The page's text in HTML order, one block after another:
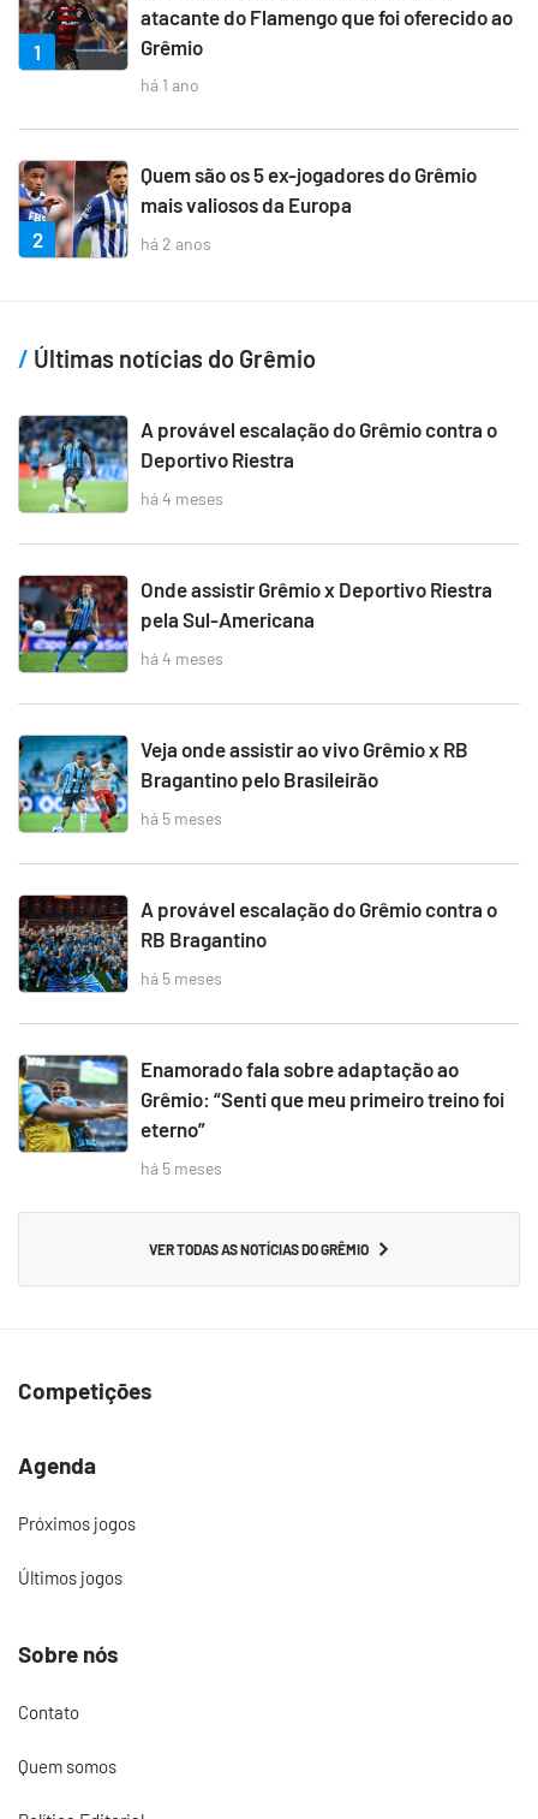
1
atacante do Flamengo que foi oferecido ao
Grêmio
há 1 ano
2
Quem são os 5 ex-jogadores do Grêmio
mais valiosos da Europa
há 2 anos
Últimas notícias do Grêmio
A provável escalação do Grêmio contra o
Deportivo Riestra
há 4 meses
Onde assistir Grêmio x Deportivo Riestra
pela Sul-Americana
há 4 meses
Veja onde assistir ao vivo Grêmio x RB
Bragantino pelo Brasileirão
há 5 meses
A provável escalação do Grêmio contra o
RB Bragantino
há 5 meses
Enamorado fala sobre adaptação ao
Grêmio: “Senti que meu primeiro treino foi
eterno”
há 5 meses
VER TODAS AS NOTÍCIAS DO GRÊMIO
Competições
Agenda
Próximos jogos
Últimos jogos
Sobre nós
Contato
Quem somos